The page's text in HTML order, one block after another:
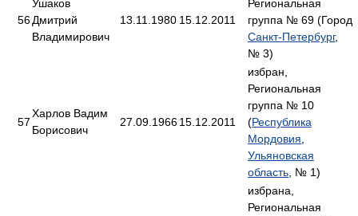
56
Ушаков
Дмитрий
Владимирович
13.11.1980 15.12.2011
Региональная
группа № 69 (Город
Санкт-Петербург,
№ 3)
57
Харлов Вадим
Борисович
27.09.196615.12.2011
избран,
Региональная
группа № 10
(Республика
Мордовия
Ульяновская
область , № 1)
избрана,
Региональная